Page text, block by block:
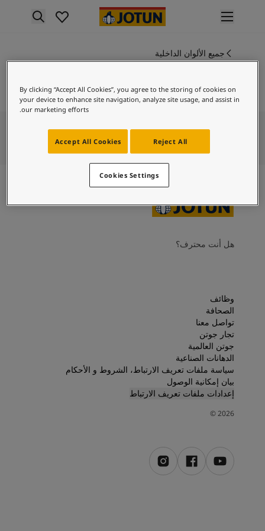
nav label
منتجات الدهان الداخلي
جميع المنتجات الخارجية
جميع ألوان الديكور الداخلي
ألوان الدهانات الخارجية
عينات ألوان جوتن
إلهام ألوان الدهان الداخلي
إلهام ألوان الدهان الخارجي
أحجز خدمات الدهان
Contact Us
البحث عن موزع جوتن
مستندات المنتجات
مساحات تنبض بالحياة - أحدث مجموعة ألوان جوتن
شركة كبرى
الدهانات الصناعية
جميع الألوان الداخلية
ME 30000
هل أنت محترف؟
وظائف
الصحافة
تواصل معنا
تجار جوتن
جوتن العالمية
الدهانات الصناعية
سياسة ملفات تعريف الارتباط، الشروط و الأحكام
بيان إمكانية الوصول
إعدادات ملفات تعريف الارتباط
2026
©
By clicking “Accept All Cookies”, you agree to the storing of cookies on
your device to enhance site navigation, analyze site usage, and assist in
our marketing efforts.
Reject All
Accept All Cookies
Cookies Settings